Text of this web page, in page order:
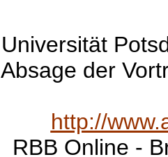
Universität
Absage der
http://
RBB Online -